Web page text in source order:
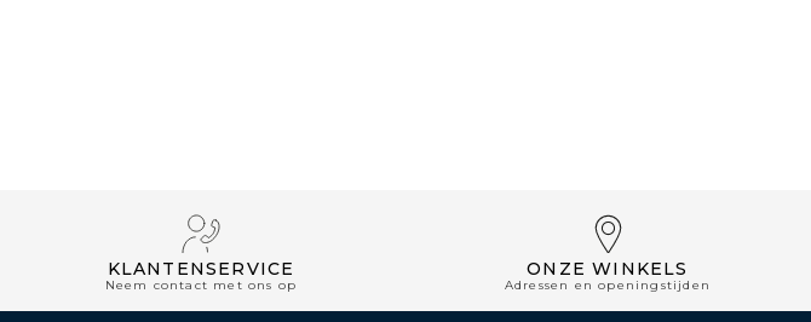
KLANTENSERVICE
Neem contact met ons op
ONZE WINKELS
Adressen en openingstijden